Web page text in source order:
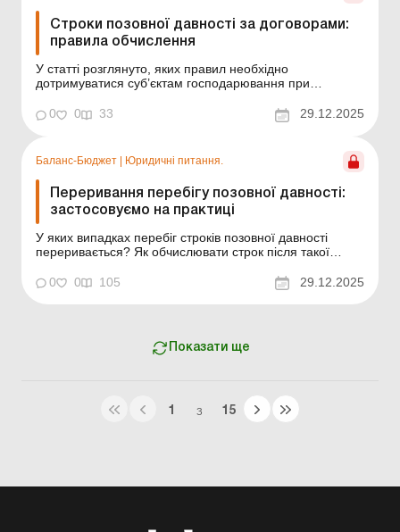
Строки позовної давності за договорами:
правила обчислення
У статті розглянуто, яких правил необхідно
дотримуватися суб’єктам господарювання при
господарськими договорами. Баланс-Бюджет № 52 від
30 грудня 2025 року Обчислення строків позовної
паузи, пов’яз...
0 0 33 29.12.2025
Баланс-Бюджет | Юридичні питання.
Переривання перебігу позовної давності:
застосовуємо на практиці
У яких випадках перебіг строків позовної давності
переривається? Як обчислювати строк після такої
правилах обчислення строків позовної давності є
чимало нюансів. Наприклад, у певних випадках перебіг
0 0 105 29.12.2025
Показати ще
1 З 15